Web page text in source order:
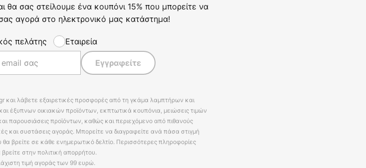
θα σας στείλουμε ένα κουπόνι 15% που μπορείτε να
αγορά στο ηλεκτρονικό μας κατάστημα!
πελάτης Εταιρεία
Εγγραφείτε
και λάβετε εξαιρετικές προσφορές από τη γκάμα λαμπτήρων και
έξυπνων οικιακών προϊόντων, εκπτωτικά κουπόνια, μειώσεις τιμών
παρουσιάσεις προϊόντων, καθώς και περιεχόμενο από πιθανούς
και συστάσεις αγοράς. Μπορείτε να διαγραφείτε ανά πάσα στιγμή
βρείτε σε κάθε ενημερωτικό δελτίο. Περισσότερες πληροφορίες
στην πολιτική απορρήτου.
τιμή αγοράς των 99 ευρώ.